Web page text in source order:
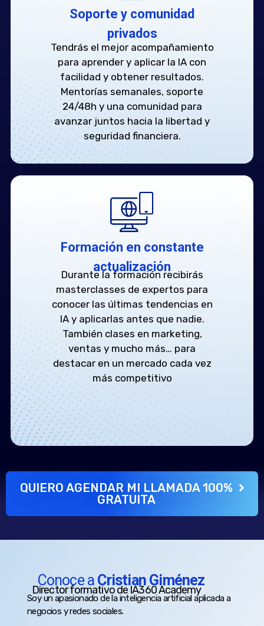
Soporte y comunidad
privados
Tendrás el mejor acompañamiento
para aprender y aplicar la IA con
facilidad y obtener resultados.
Mentorías semanales, soporte
24/48h y una comunidad para
avanzar juntos hacia la libertad y
seguridad financiera.
Formación en constante
actualización
Durante la formación recibirás
masterclasses de expertos para
conocer las últimas tendencias en
IA y aplicarlas antes que nadie.
También clases en marketing,
ventas y mucho más… para
destacar en un mercado cada vez
más competitivo
QUIERO AGENDAR MI LLAMADA 100%
GRATUITA
Conoce a Cristian Giménez
Director formativo de IA360 Academy
Soy un apasionado de la inteligencia artificial aplicada a
negocios y redes sociales.